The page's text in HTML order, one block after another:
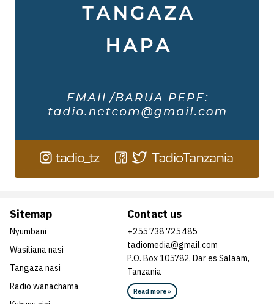
Sitemap
Nyumbani
Wasiliana nasi
Tangaza nasi
Radio wanachama
Contact us
+255 738 725 485
tadiomedia@gmail.com
P.O. Box 105782, Dar es Salaam,
Tanzania
Read more »